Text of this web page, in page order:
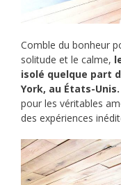
Comble du bonheur
solitude et le calme,
isolé quelque part
York, au États-Unis.
pour les véritables
des expériences